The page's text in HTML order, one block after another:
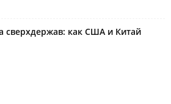
сверхдержав: как США и Китай